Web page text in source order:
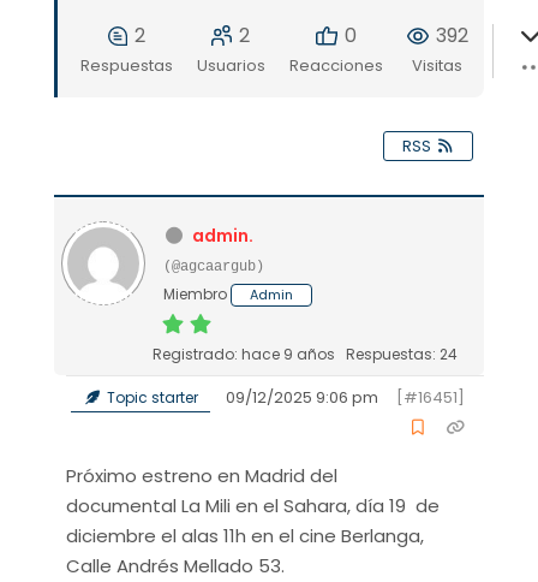
2
Respuestas
2
Usuarios
0
Reacciones
392
Visitas
RSS
admin.
(@agcaargub)
Miembro Admin
Registrado: hace 9 años Respuestas: 24
Topic starter 09/12/2025 9:06 pm [#16451]
Próximo estreno en Madrid del
documental La Mili en el Sahara, día 19 de
diciembre el alas 11h en el cine Berlanga,
Calle Andrés Mellado 53.